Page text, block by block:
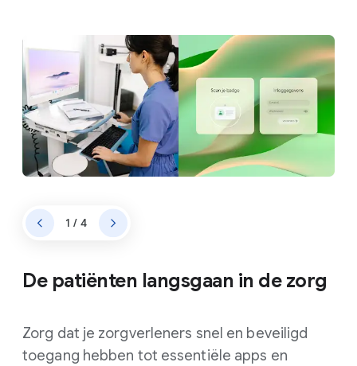
De patiënten langsgaan in de zorg
Zorg dat je zorgverleners snel en beveiligd
toegang hebben tot essentiële apps en
1 / 4